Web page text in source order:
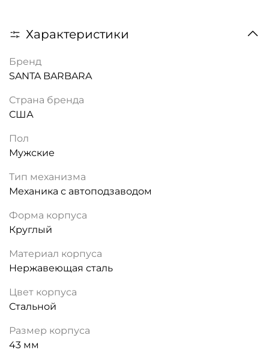
Характеристики
Бренд
SANTA BARBARA
Страна бренда
США
Пол
Мужские
Тип механизма
Механика с автоподзаводом
Форма корпуса
Круглый
Материал корпуса
Нержавеющая сталь
Цвет корпуса
Стальной
Размер корпуса
43 мм